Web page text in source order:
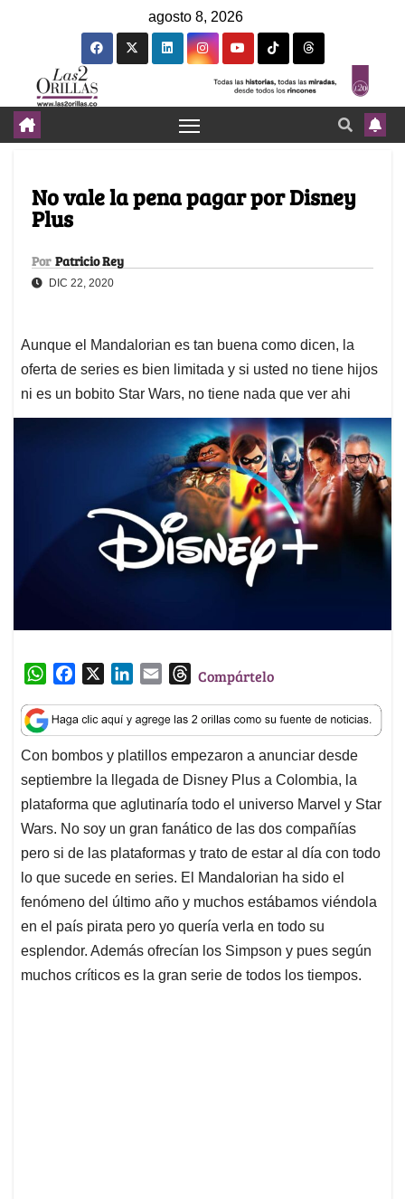
agosto 8, 2026
No vale la pena pagar por Disney
Plus
Por Patricio Rey
DIC 22, 2020
Aunque el Mandalorian es tan buena como dicen, la
oferta de series es bien limitada y si usted no tiene hijos
ni es un bobito Star Wars, no tiene nada que ver ahi
W
a
t
s
A
p
p
c
e
b
o
o
k
n
k
e
d
I
n
a
i
l
T
r
e
a
d
s
Compártelo
Con bombos y platillos empezaron a anunciar desde
septiembre la llegada de Disney Plus a Colombia, la
plataforma que aglutinaría todo el universo Marvel y Star
Wars. No soy un gran fanático de las dos compañías
pero si de las plataformas y trato de estar al día con todo
lo que sucede en series. El Mandalorian ha sido el
fenómeno del último año y muchos estábamos viéndola
en el país pirata pero yo quería verla en todo su
esplendor. Además ofrecían los Simpson y pues según
muchos críticos es la gran serie de todos los tiempos.